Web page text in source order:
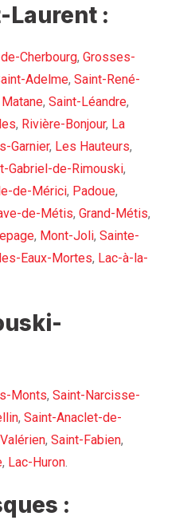
Laurent :
Cherbourg, Grosses-
Adelme, Saint-René-
Matane, Saint-Léandre,
, Rivière-Bonjour, La
Garnier, Les Hauteurs,
Gabriel-de-Rimouski,
de-Mérici, Padoue,
de-Métis, Grand-Métis,
, Mont-Joli, Sainte-
Eaux-Mortes, Lac-à-la-
Monts, Saint-Narcisse-
, Saint-Anaclet-de-
, Saint-Fabien,
, Lac-Huron.
: